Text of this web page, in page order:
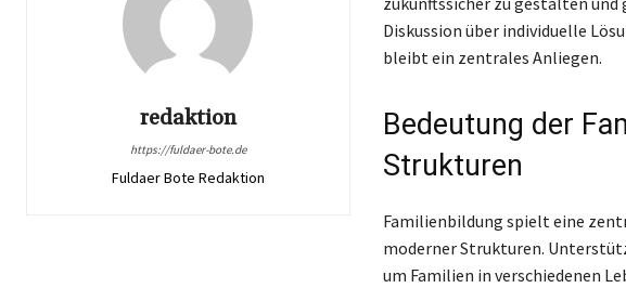
redaktion
https://fuldaer-bote.de
Fuldaer Bote Redaktion
Diskussion über individuelle
bleibt ein zentrales Anliegen.
Bedeutung der
Strukturen
Familienbildung spielt eine
moderner Strukturen.
um Familien in verschiedenen